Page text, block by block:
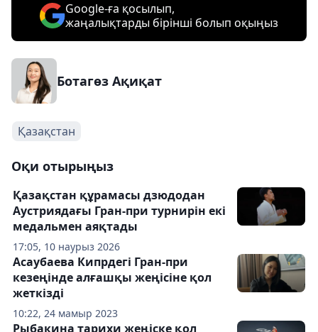
Google-ға қосылып,
жаңалықтарды бірінші болып оқыңыз
Ботагөз Ақиқат
Қазақстан
Оқи отырыңыз
17:05, 10 наурыз 2026
Қазақстан құрамасы дзюдодан
Аустриядағы Гран-при турнирін екі
медальмен аяқтады
10:22, 24 мамыр 2023
Асаубаева Кипрдегі Гран-при
кезеңінде алғашқы жеңісіне қол
жеткізді
Рыбакина тарихи жеңіске қол